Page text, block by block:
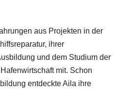
aus Projekten in der
ihrer
und dem Studium der
mit. Schon
entdeckte Aila ihre